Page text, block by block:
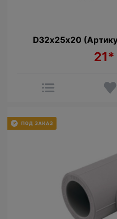
D32х25х20
21*